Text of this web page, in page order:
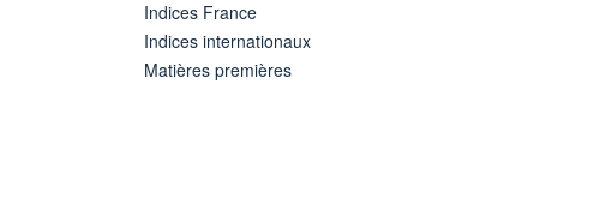
Indices France
Indices internationaux
Matières premières